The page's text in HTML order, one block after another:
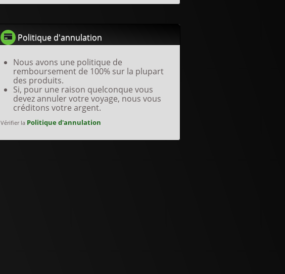
Politique d'annulation
Nous avons une politique de
remboursement de 100% sur la plupart
des produits.
Si, pour une raison quelconque vous
devez annuler votre voyage, nous vous
créditons votre argent.
Vérifier la Politique d'annulation